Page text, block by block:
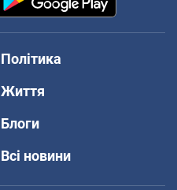
Політика
Життя
Блоги
Всі новини